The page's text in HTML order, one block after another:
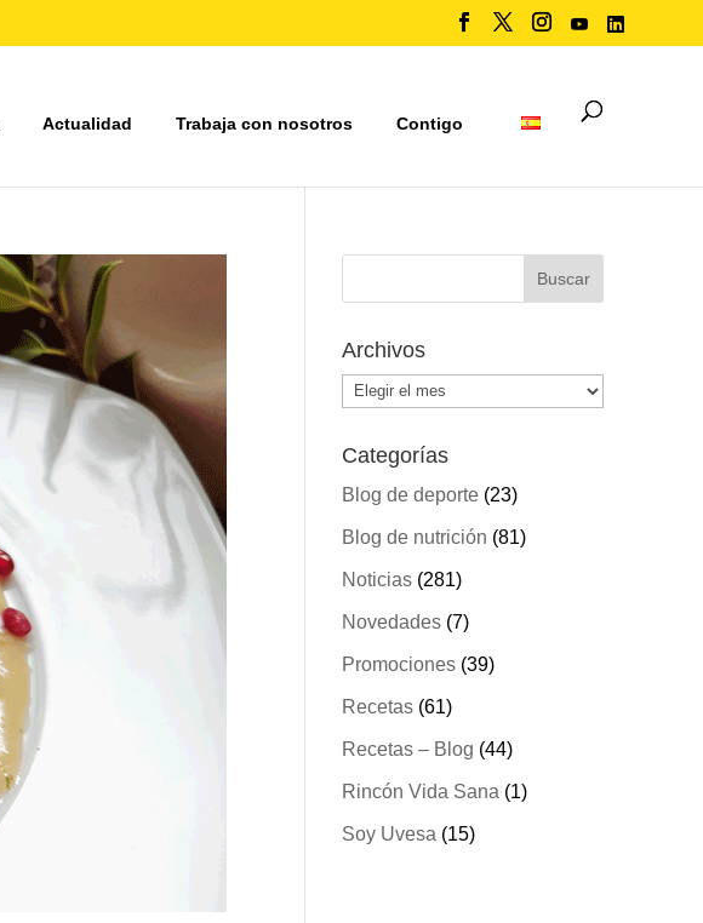
Actualidad Trabaja con nosotros Contigo
Archivos
Archivos
Categorías
Blog de deporte(23)
Blog de nutrición (81)
Noticias(281)
Novedades(7)
Promociones(39)
Recetas(61)
Recetas – Blog (44)
Rincón Vida Sana (1)
Soy Uvesa (15)